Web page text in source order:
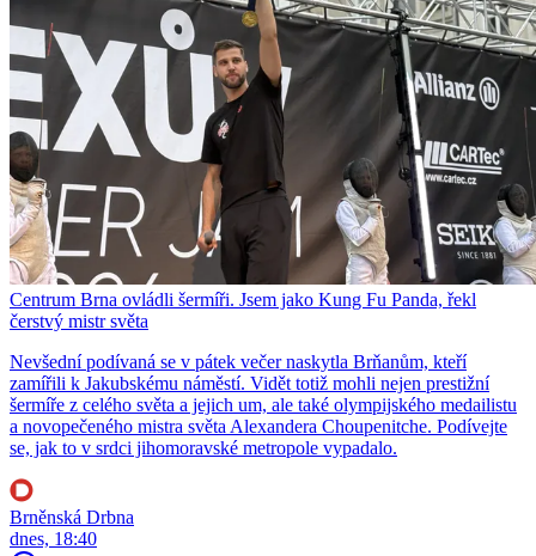
Centrum Brna ovládli šermíři. Jsem jako Kung Fu Panda, řekl
čerstvý mistr světa
Nevšední podívaná se v pátek večer naskytla Brňanům, kteří
zamířili k Jakubskému náměstí. Vidět totiž mohli nejen prestižní
šermíře z celého světa a jejich um, ale také olympijského medailistu
a novopečeného mistra světa Alexandera Choupenitche. Podívejte
se, jak to v srdci jihomoravské metropole vypadalo.
Brněnská Drbna
dnes, 18:40